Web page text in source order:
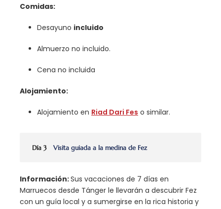
Comidas:
Desayuno incluido
Almuerzo no incluido.
Cena no incluida
Alojamiento:
Alojamiento en Riad Dari Fes o similar.
Día 3 Visita guiada a la medina de Fez
Información:Sus vacaciones de 7 días en
Marruecos desde Tánger le llevarán a descubrir Fez
con un guía local y a sumergirse en la rica historia y